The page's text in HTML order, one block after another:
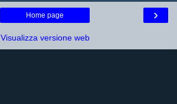
›
Home page
Visualizza versione web